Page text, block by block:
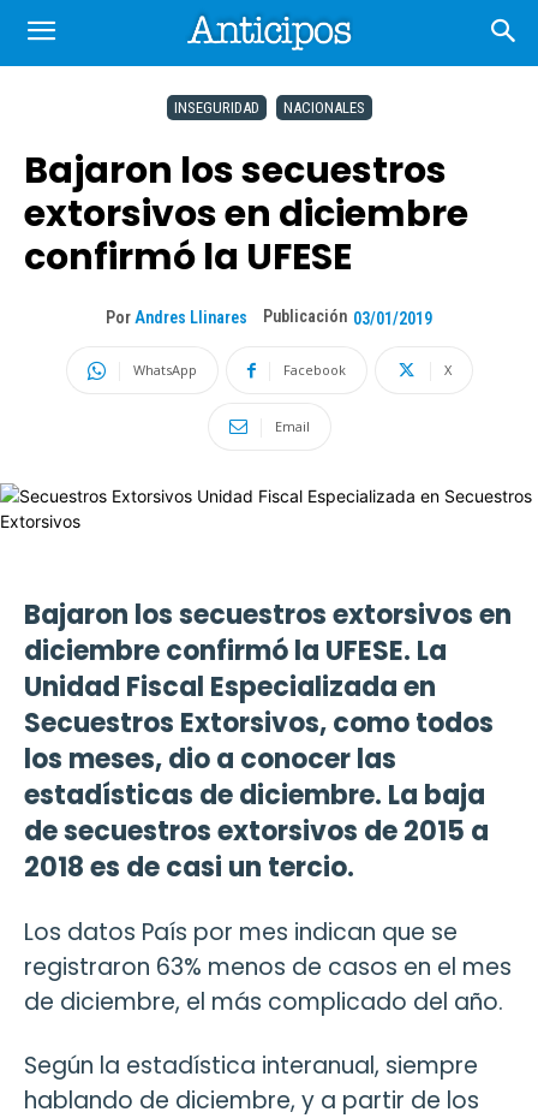
INSEGURIDAD NACIONALES
Bajaron los secuestros
extorsivos en diciembre
confirmó la UFESE
Por Andres Llinares Publicación 03/01/2019
WhatsApp Facebook X
Email
Bajaron los secuestros extorsivos en
diciembre confirmó la UFESE. La
Unidad Fiscal Especializada en
Secuestros Extorsivos, como todos
los meses, dio a conocer las
estadísticas de diciembre. La baja
de secuestros extorsivos de 2015 a
2018 es de casi un tercio.
Los datos País por mes indican que se
registraron 63% menos de casos en el mes
de diciembre, el más complicado del año.
Según la estadística interanual, siempre
hablando de diciembre, y a partir de los